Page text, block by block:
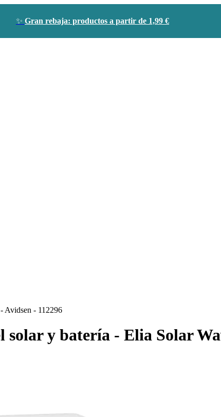
✨ Gran rebaja: productos a partir de 1,99 €
Avidsen - 112296
y batería - Elia Solar